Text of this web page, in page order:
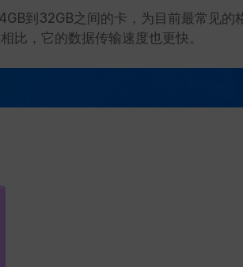
到32GB之间的卡，为目前最常见的
比，它的数据传输速度也更快。